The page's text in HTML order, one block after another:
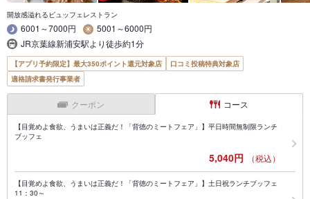
開放感溢れるビュッフェレストラン
6001～7000円
5001～6000円
JR京葉線新浦安駅より徒歩約1分
【アプリ予約限定】最大350ポイント還元対象店
口コミ投稿特典対象店
適格請求書発行事業者
クーポン コース
【目覚めよ食欲、うまいは正義だ！「背徳のミートフェア」】平日時間無制限ランチ
ブッフェ
5,040円 （税込）
【目覚めよ食欲、うまいは正義だ！「背徳のミートフェア」】土日祝ランチブッフェ
11：30～